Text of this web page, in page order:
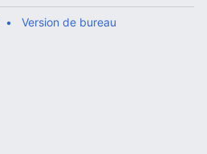
Version de bureau